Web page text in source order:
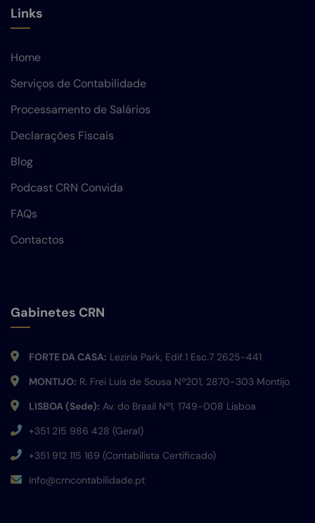
Links
Home
Serviços de Contabilidade
Processamento de Salários
Declarações Fiscais
Blog
Podcast CRN Convida
FAQs
Contactos
Gabinetes CRN
FORTE DA CASA: Leziria Park, Edif.1 Esc.7 2625-441
MONTIJO: R. Frei Luis de Sousa Nº201, 2870-303 Montijo
LISBOA (Sede): Av. do Brasil Nº1, 1749-008 Lisboa
+351 215 986 428 (Geral)
+351 912 115 169 (Contabilista Certificado)
info@crncontabilidade.pt